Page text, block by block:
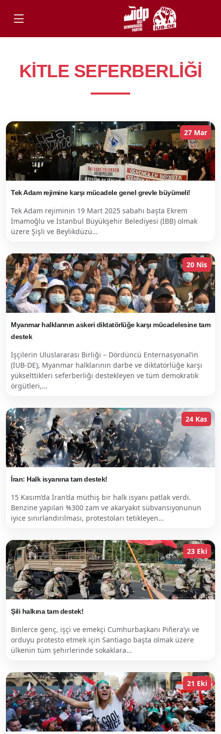
KITLE SEFERBERLIĞI
27 Mar
Tek Adam rejimine karşı mücadele genel grevle büyümeli!
Tek Adam rejiminin 19 Mart 2025 sabahı başta Ekrem
İmamoğlu ve İstanbul Büyükşehir Belediyesi (İBB) olmak
üzere Şişli ve Beylikdüzü…
20 Nis
Myanmar halklarının askeri diktatörlüğe karşı mücadelesine tam
destek
İşçilerin Uluslararası Birliği – Dördüncü Enternasyonal’in
(İUB-DE), Myanmar halklarının darbe ve diktatörlüğe karşı
yükselttikleri seferberliği destekleyen ve tüm demokratik
örgütleri,…
24 Kas
İran: Halk isyanına tam destek!
15 Kasım’da İran’da müthiş bir halk isyanı patlak verdi.
Benzine yapılan %300 zam ve akaryakıt sübvansiyonunun
iyice sınırlandırılması, protestoları tetikleyen…
23 Eki
Şili halkına tam destek!
Binlerce genç, işçi ve emekçi Cumhurbaşkanı Piñera’yı ve
orduyu protesto etmek için Santiago başta olmak üzere
ülkenin tüm şehirlerinde sokaklara…
21 Eki